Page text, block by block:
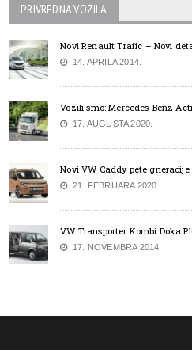
PRIVREDNA VOZILA
Novi Renault Trafic – Novi
14. APRILA 2014.
Vozili smo: Mercedes-Benz
17. AUGUSTA 2020.
Novi VW Caddy pete
21. FEBRUARA 2020.
VW Transporter Kombi Doka
17. NOVEMBRA 2014.